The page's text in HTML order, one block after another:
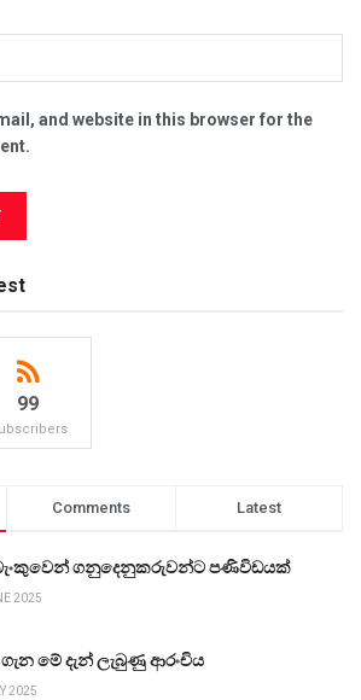
and website in this browser for the
99
Comments Latest
බැංකුවෙන් ගනුදෙනුකරුවන්ට පණිවිඩයක්
2025
මේ දැන් ලැබුණු ආරංචිය
2025